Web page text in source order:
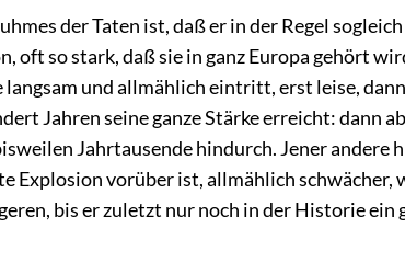
der Taten ist, daß er in der Regel
oft so stark, daß sie in ganz Europa gehört
langsam und allmählich eintritt, erst leise,
Jahren seine ganze Stärke erreicht: dann
Jahrtausende hindurch. Jener andere
Explosion vorüber ist, allmählich schwächer,
bis er zuletzt nur noch in der Historie ein